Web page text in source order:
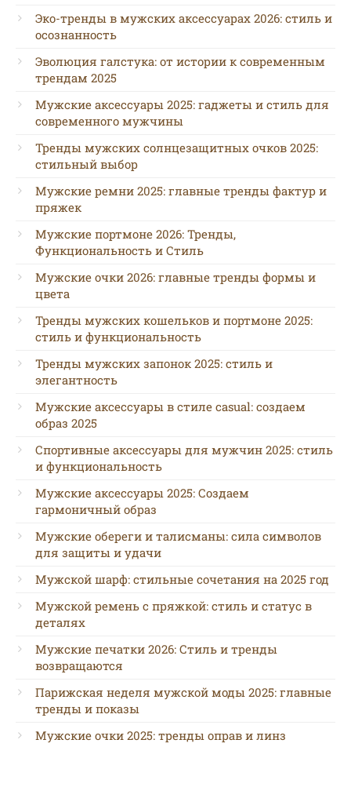
Эко-тренды в мужских аксессуарах 2026: стиль и
осознанность
Эволюция галстука: от истории к современным
трендам 2025
Мужские аксессуары 2025: гаджеты и стиль для
современного мужчины
Тренды мужских солнцезащитных очков 2025:
стильный выбор
Мужские ремни 2025: главные тренды фактур и
пряжек
Мужские портмоне 2026: Тренды,
Функциональность и Стиль
Мужские очки 2026: главные тренды формы и
цвета
Тренды мужских кошельков и портмоне 2025:
стиль и функциональность
Тренды мужских запонок 2025: стиль и
элегантность
Мужские аксессуары в стиле casual: создаем
образ 2025
Спортивные аксессуары для мужчин 2025: стиль
и функциональность
Мужские аксессуары 2025: Создаем
гармоничный образ
Мужские обереги и талисманы: сила символов
для защиты и удачи
Мужской шарф: стильные сочетания на 2025 год
Мужской ремень с пряжкой: стиль и статус в
деталях
Мужские печатки 2026: Стиль и тренды
возвращаются
Парижская неделя мужской моды 2025: главные
тренды и показы
Мужские очки 2025: тренды оправ и линз